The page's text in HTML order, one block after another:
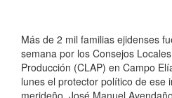
Más de 2 mil familias ejidenses
semana por los Consejos
Producción (CLAP) en Campo
lunes el protector político de ese